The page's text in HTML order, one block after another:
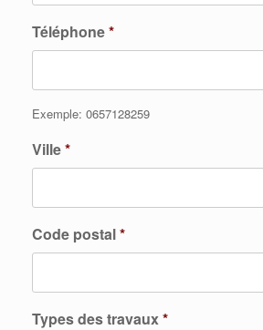
Téléphone*
Exemple: 0657128259
Ville*
Code postal*
Types des travaux*